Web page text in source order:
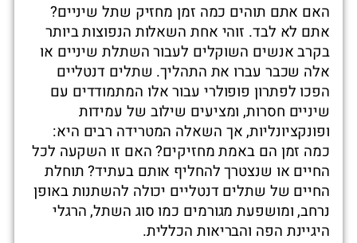
האם אתם תוהים כמה זמן מחזיק שתל שיניים?
אתם לא לבד. זוהי אחת השאלות הנפוצות ביותר
בקרב אנשים השוקלים לעבור השתלת שיניים או
אלה שכבר עברו את התהליך. שתלים דנטליים
הפכו לפתרון פופולרי עבור אלו המתמודדים עם
שיניים חסרות, ומציעים שילוב של עמידות
ופונקציונליות, אך השאלה המטרידה רבים היא:
כמה זמן הם באמת מחזיקים? האם זו השקעה לכל
החיים או שנצטרך להחליף אותם בעתיד? תוחלת
החיים של שתלים דנטליים יכולה להשתנות באופן
נרחב, ומושפעת מגורמים כמו סוג השתל, הרגלי
היגיינת הפה והבריאות הכללית.